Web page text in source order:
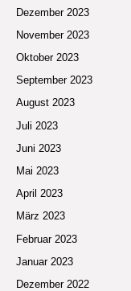
Dezember 2023
November 2023
Oktober 2023
September 2023
August 2023
Juli 2023
Juni 2023
Mai 2023
April 2023
März 2023
Februar 2023
Januar 2023
Dezember 2022